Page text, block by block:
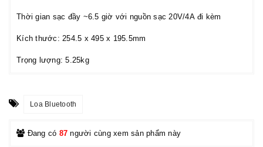
Thời gian sạc đầy ~6.5 giờ với nguồn sạc 20V/4A đi kèm
Kích thước: 254.5 x 495 x 195.5mm
Trọng lượng: 5.25kg
Loa Bluetooth
Đang có 87 người cùng xem sản phẩm này